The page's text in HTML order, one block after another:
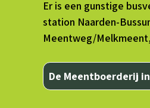
Er is een gunstige
station Naarden-
Meentweg/
De Meentboerderij